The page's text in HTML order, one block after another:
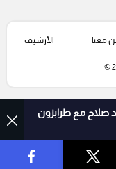
صلاح مع طرابزون
معنا الأرشيف